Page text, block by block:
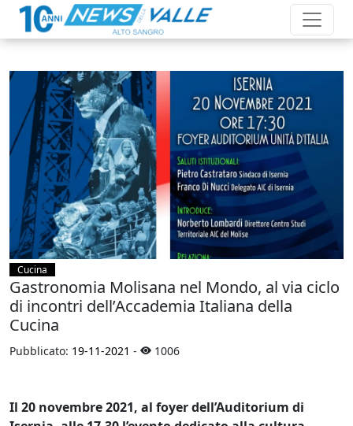
Cucina
Gastronomia Molisana nel Mondo, al via ciclo
di incontri dell’Accademia Italiana della
Cucina
Pubblicato: 19-11-2021 - 1006
Il 20 novembre 2021, al foyer dell’Auditorium di